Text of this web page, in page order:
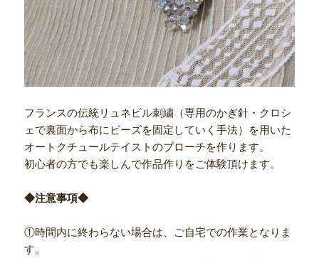
フランスの伝統リュネビル刺繍（専用のかぎ針・クロシ
ェで裏面から布にビーズを固定していく手法）を用いた
オートクチュールテイストのブローチを作ります。
初心者の方でも楽しんで作品作りをご体験頂けます。
◆注意事項◆
①時間内に終わらない場合は、ご自宅での作業となりま
す。